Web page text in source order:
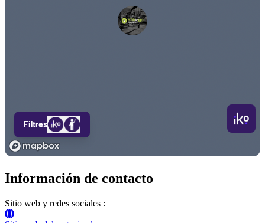
Información de contacto
Sitio web y redes sociales :